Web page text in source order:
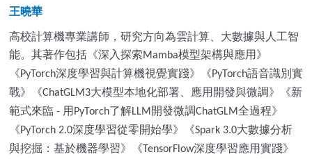
王曉華
高校計算機專業講師，研究方向為雲計算、大數據與人工智
能。其著作包括《深入探索Mamba模型架構與應用》
《PyTorch深度學習與計算機視覺實踐》《PyTorch語音識別實
戰》《ChatGLM3大模型本地化部署、應用開發與微調》《新
範式來臨 - 用 PyTorch了解LLM 開發微調ChatGLM全過程》
《PyTorch 2.0深度學習從零開始學》《Spark 3.0大數據分析
與挖掘：基於機器學習》《 TensorFlow深度學習應用實踐》